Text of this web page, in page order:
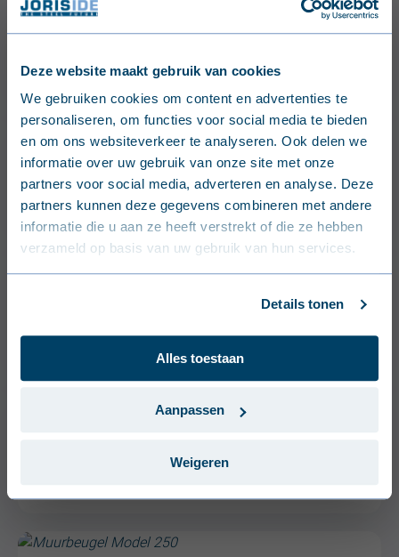
Deze website maakt gebruik van cookies
We gebruiken cookies om content en advertenties te
personaliseren, om functies voor social media te bieden
en om ons websiteverkeer te analyseren. Ook delen we
informatie over uw gebruik van onze site met onze
partners voor social media, adverteren en analyse. Deze
partners kunnen deze gegevens combineren met andere
informatie die u aan ze heeft verstrekt of die ze hebben
verzameld op basis van uw gebruik van hun services.
Details tonen
Alles toestaan
Aanpassen
Weigeren
English (United Kingdom)
Nederlands (België)
Français (Belgique)
Nederlands (Nederland)
Deutsch (Deutschland)
Svenska (Sverige)
Português (Portugal)
Eindstop Model 50
Iderail
Eindstop Model 250
Iderail